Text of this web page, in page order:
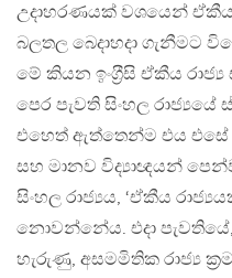
උදාහරණයක් වශයෙන් ඒකීය
බලතල බෙදාහදා
මේ කියන ඉංග‍්‍රීසි ඒකීය
පෙර පැවති සිංහල
එහෙත් ඇත්තෙන්ම එය එසේ
සහ මානව විද්‍යාඥයන්
සිංහල රාජ්‍යය, ‘ඒකීය
නොවන්නේය. එදා
හැරුණු, අසමමිතික රාජ්‍ය